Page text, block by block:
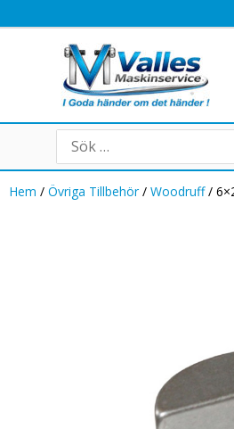
till
Search
for:
Hem / Övriga Tillbehör/ Woodruff/